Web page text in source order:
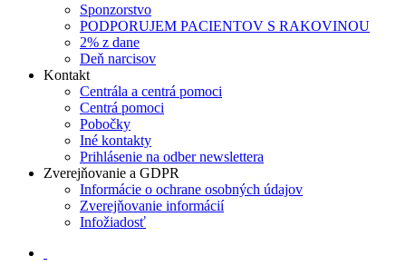
Sponzorstvo
PODPORUJEM PACIENTOV S RAKOVINOU
2% z dane
Deň narcisov
Kontakt
Centrála a centrá pomoci
Centrá pomoci
Pobočky
Iné kontakty
Prihlásenie na odber newslettera
Zverejňovanie a GDPR
Informácie o ochrane osobných údajov
Zverejňovanie informácií
Infožiadosť